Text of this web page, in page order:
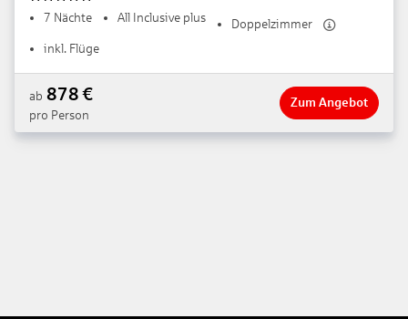
4.5
7 Nächte All Inclusive plus
Doppelzimmer
inkl. Flüge
ab 878€
pro Person
Zum Angebot